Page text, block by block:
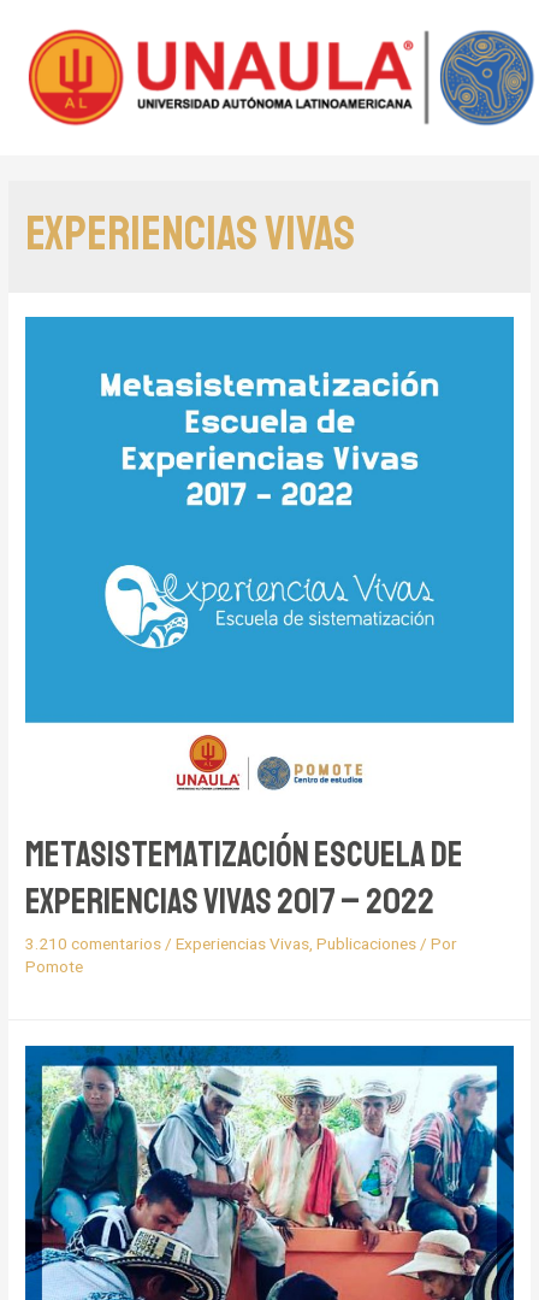
Experiencias Vivas
Metasistematización Escuela de
Experiencias Vivas 2017 – 2022
3.210 comentarios /Experiencias Vivas ,Publicaciones / Por
Pomote